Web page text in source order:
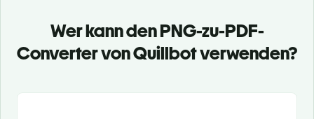
Wer kann den PNG-zu-PDF-
Converter von Quillbot verwenden?
Slide 1 of 3